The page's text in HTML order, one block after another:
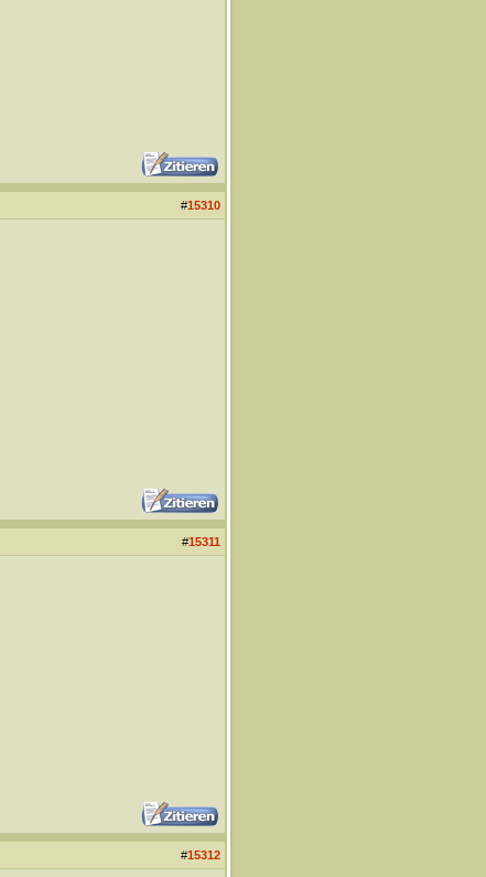
#15310
#15311
#15312